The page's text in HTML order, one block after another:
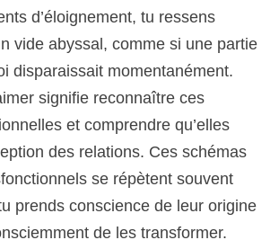
d’éloignement, tu ressens
vide abyssal, comme si une partie
disparaissait momentanément.
signifie reconnaître ces
et comprendre qu’elles
des relations. Ces schémas
se répètent souvent
prends conscience de leur origine
de les transformer.